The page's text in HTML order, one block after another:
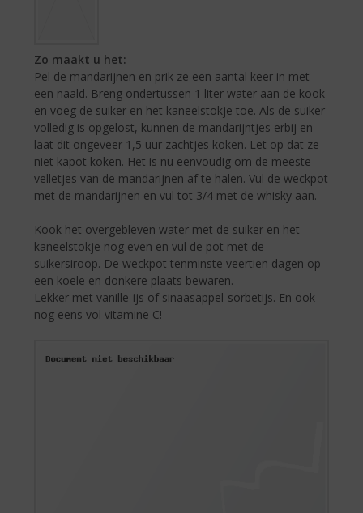
Zo maakt u het:
Pel de mandarijnen en prik ze een aantal keer in met
een naald. Breng ondertussen 1 liter water aan de kook
en voeg de suiker en het kaneelstokje toe. Als de suiker
volledig is opgelost, kunnen de mandarijntjes erbij en
laat dit ongeveer 1,5 uur zachtjes koken. Let op dat ze
niet kapot koken. Het is nu eenvoudig om de meeste
velletjes van de mandarijnen af te halen. Vul de weckpot
met de mandarijnen en vul tot 3/4 met de whisky aan.
Kook het overgebleven water met de suiker en het
kaneelstokje nog even en vul de pot met de
suikersiroop. De weckpot tenminste veertien dagen op
een koele en donkere plaats bewaren.
Lekker met vanille-ijs of sinaasappel-sorbetijs. En ook
nog eens vol vitamine C!